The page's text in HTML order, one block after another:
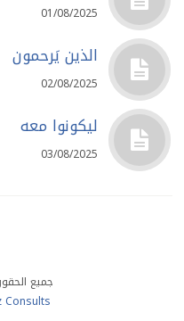
01/08/2025
الذين يَرحمون
02/08/2025
ليكونوا معه
03/08/2025
جميع
Consults